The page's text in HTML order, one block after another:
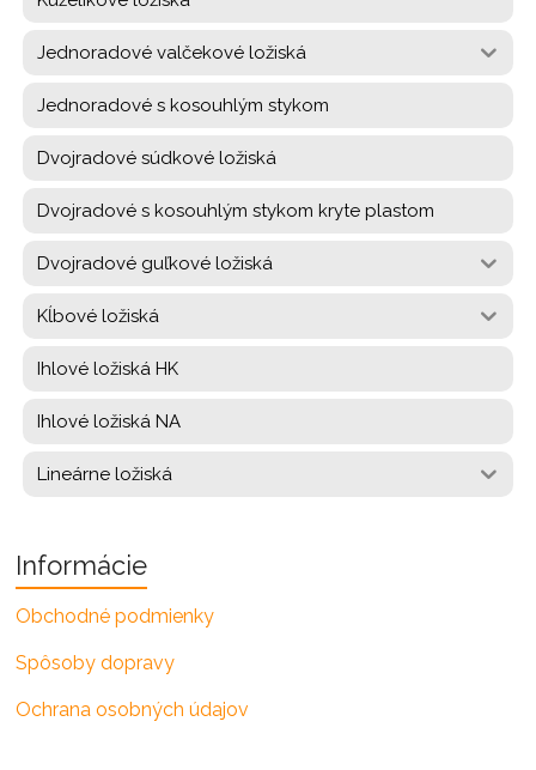
Jednoradové valčekové ložiská
Jednoradové s kosouhlým stykom
Dvojradové súdkové ložiská
Dvojradové s kosouhlým stykom kryte plastom
Dvojradové guľkové ložiská
Kĺbové ložiská
Ihlové ložiská HK
Ihlové ložiská NA
Lineárne ložiská
Informácie
Obchodné podmienky
Spôsoby dopravy
Ochrana osobných údajov